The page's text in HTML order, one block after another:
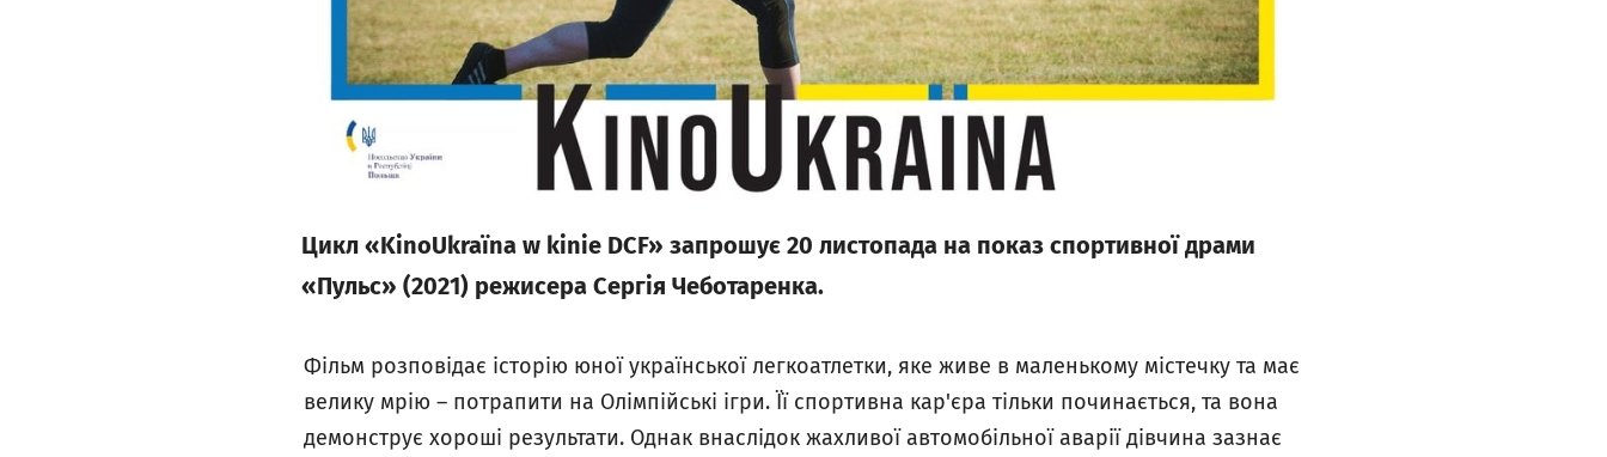
Цикл «KinoUkraїna w kinie DCF» запрошує 20 листопада на показ спортивної драми
«Пульс» (2021) режисера Сергія Чеботаренка.
Фільм розповідає історію юної української легкоатлетки, яке живе в маленькому містечку та має
велику мрію – потрапити на Олімпійські ігри. Її спортивна кар'єра тільки починається, та вона
демонструє хороші результати. Однак внаслідок жахливої автомобільної аварії дівчина зазнає